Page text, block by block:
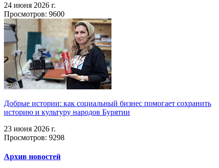
24 июня 2026 г.
Просмотров: 9600
Добрые истории: как социальный бизнес помогает сохранить
историю и культуру народов Бурятии
23 июня 2026 г.
Просмотров: 9298
Архив новостей